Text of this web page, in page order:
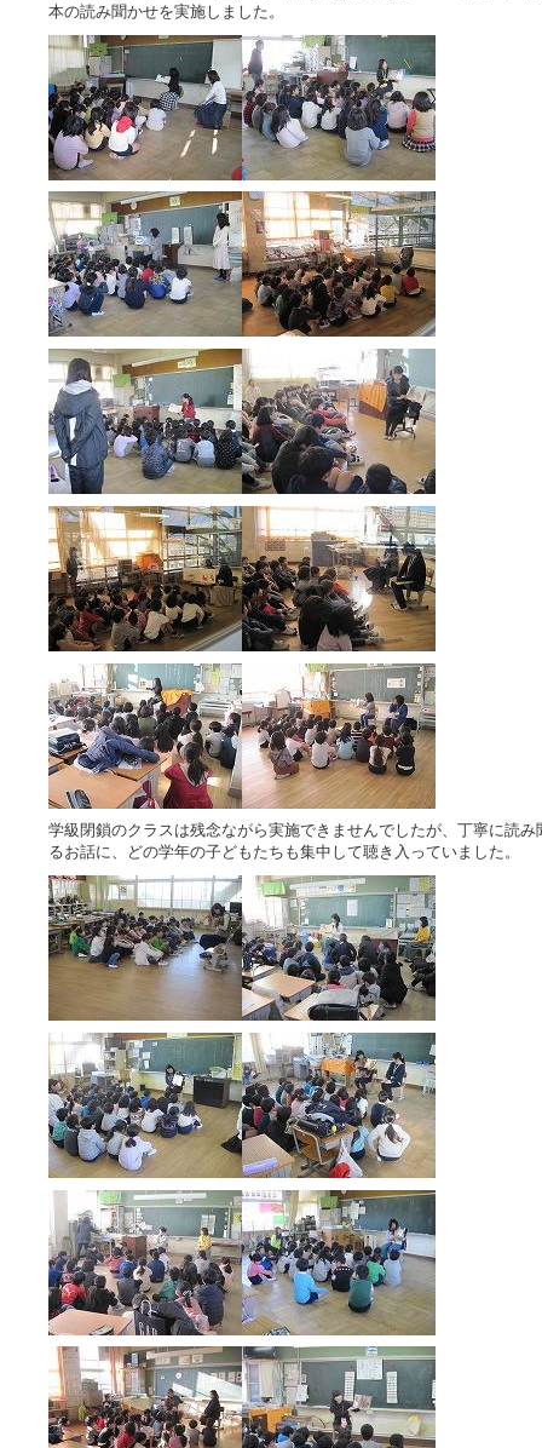
本の読み聞かせを実施しました。
学級閉鎖のクラスは残念ながら実施できませんでしたが、丁寧に読み
るお話に、どの学年の子どもたちも集中して聴き入っていました。